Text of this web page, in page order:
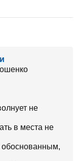
не
в места не
обоснованным,